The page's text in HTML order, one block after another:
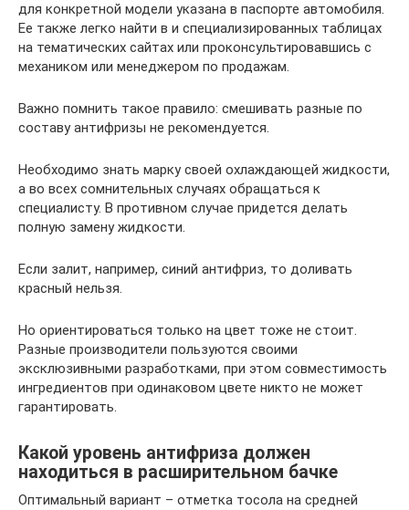
для конкретной модели указана в паспорте автомобиля.
Ее также легко найти в и специализированных таблицах
на тематических сайтах или проконсультировавшись с
механиком или менеджером по продажам.
Важно помнить такое правило: смешивать разные по
составу антифризы не рекомендуется.
Необходимо знать марку своей охлаждающей жидкости,
а во всех сомнительных случаях обращаться к
специалисту. В противном случае придется делать
полную замену жидкости.
Если залит, например, синий антифриз, то доливать
красный нельзя.
Но ориентироваться только на цвет тоже не стоит.
Разные производители пользуются своими
эксклюзивными разработками, при этом совместимость
ингредиентов при одинаковом цвете никто не может
гарантировать.
Какой уровень антифриза должен
находиться в расширительном бачке
Оптимальный вариант – отметка тосола на средней